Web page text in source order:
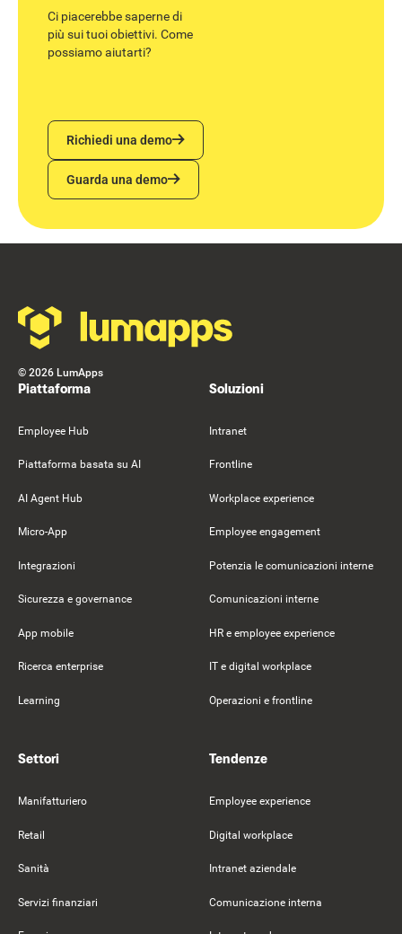
Ci piacerebbe saperne di
più sui tuoi obiettivi. Come
possiamo aiutarti?
Richiedi una demo
Richiedi una demo
Guarda una demo
Guarda una demo
© 2026 LumApps
Piattaforma
Employee Hub
Piattaforma basata su AI
AI Agent Hub
Micro-App
Integrazioni
Sicurezza e governance
App mobile
Ricerca enterprise
Learning
Soluzioni
Intranet
Frontline
Workplace experience
Employee engagement
Potenzia le comunicazioni interne
Comunicazioni interne
HR e employee experience
IT e digital workplace
Operazioni e frontline
Settori
Manifatturiero
Retail
Sanità
Servizi finanziari
Tendenze
Employee experience
Digital workplace
Intranet aziendale
Comunicazione interna